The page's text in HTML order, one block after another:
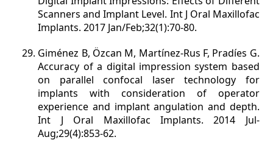
Scanners and Implant Level. Int J Oral Maxillofac
Implants. 2017 Jan/Feb;32(1):70-80.
Giménez B, Özcan M, Martínez-Rus F, Pradíes G.
Accuracy of a digital impression system based
on parallel confocal laser technology for
implants with consideration of operator
experience and implant angulation and depth.
Int J Oral Maxillofac Implants. 2014 Jul-
Aug;29(4):853-62.